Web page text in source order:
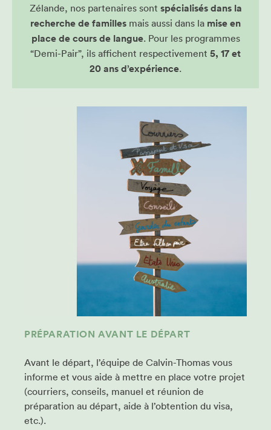
Zélande, nos partenaires sont spécialisés dans la
recherche de familles mais aussi dans la mise en
place de cours de langue. Pour les programmes
“Demi-Pair”, ils affichent respectivement 5, 17 et
20 ans d’expérience.
PRÉPARATION AVANT LE DÉPART
Avant le départ, l’équipe de Calvin-Thomas vous
informe et vous aide à mettre en place votre projet
(courriers, conseils, manuel et réunion de
préparation au départ, aide à l’obtention du visa,
etc.).